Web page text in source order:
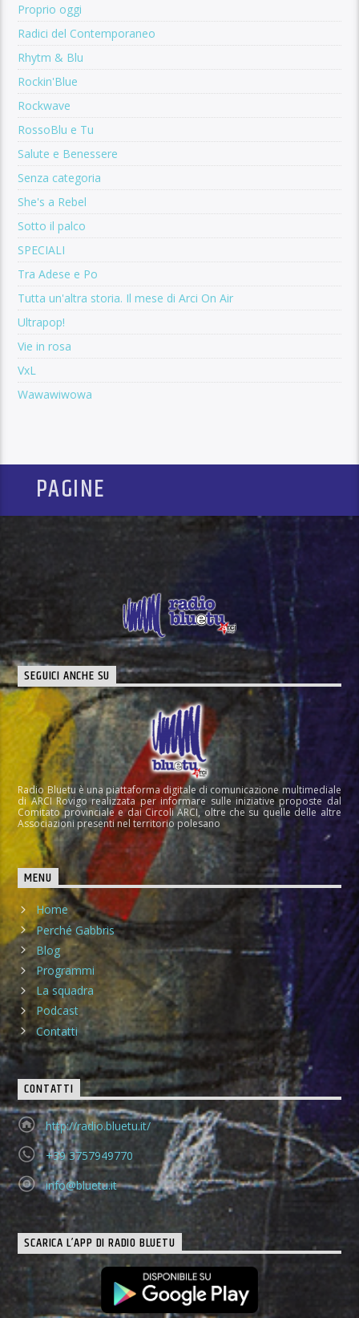
Proprio oggi
Radici del Contemporaneo
Rhytm & Blu
Rockin'Blue
Rockwave
RossoBlu e Tu
Salute e Benessere
Senza categoria
She's a Rebel
Sotto il palco
SPECIALI
Tra Adese e Po
Tutta un'altra storia. Il mese di Arci On Air
Ultrapop!
Vie in rosa
VxL
Wawawiwowa
PAGINE
SEGUICI ANCHE SU
Radio Bluetu è una piattaforma digitale di comunicazione multimediale
di ARCI Rovigo realizzata per informare sulle iniziative proposte dal
Comitato provinciale e dai Circoli ARCI, oltre che su quelle delle altre
Associazioni presenti nel territorio polesano
MENU
Home
Perché Gabbris
Blog
Programmi
La squadra
Podcast
Contatti
CONTATTI
http://radio.bluetu.it/
+39 3757949770
info@bluetu.it
SCARICA L’APP DI RADIO BLUETU